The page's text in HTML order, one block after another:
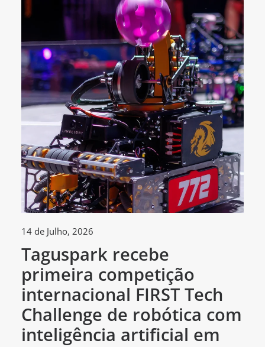
14 de Julho, 2026
Taguspark recebe
primeira competição
internacional FIRST Tech
Challenge de robótica com
inteligência artificial em